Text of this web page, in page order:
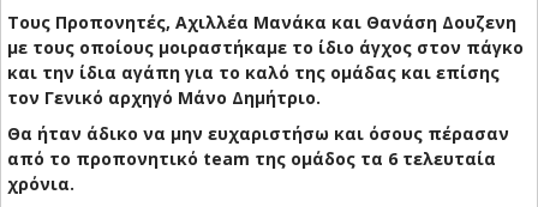
​Τους Προπονητές, Αχιλλέα Μανάκα και Θανάση Δουζενη
με τους οποίους μοιραστήκαμε το ίδιο άγχος στον πάγκο
και την ίδια αγάπη για το καλό της ομάδας και επίσης
τον Γενικό αρχηγό Μάνο Δημήτριο.
Θα ήταν άδικο να μην ευχαριστήσω και όσους πέρασαν
από το προπονητικό team της ομάδος τα 6 τελευταία
χρόνια.